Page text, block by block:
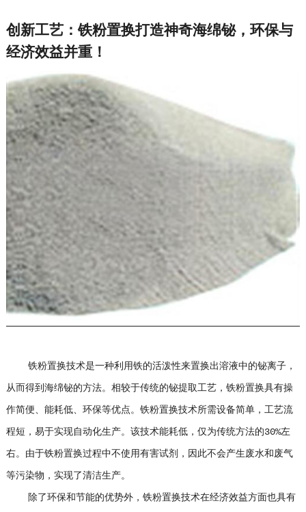
创新工艺：铁粉置换打造神奇海绵铋，环保与
经济效益并重！
铁粉置换技术是一种利用铁的活泼性来置换出溶液中的铋离子，
从而得到海绵铋的方法。相较于传统的铋提取工艺，铁粉置换具有操
作简便、能耗低、环保等优点。铁粉置换技术所需设备简单，工艺流
程短，易于实现自动化生产。该技术能耗低，仅为传统方法的30%左
右。由于铁粉置换过程中不使用有害试剂，因此不会产生废水和废气
等污染物，实现了清洁生产。
除了环保和节能的优势外，铁粉置换技术在经济效益方面也具有